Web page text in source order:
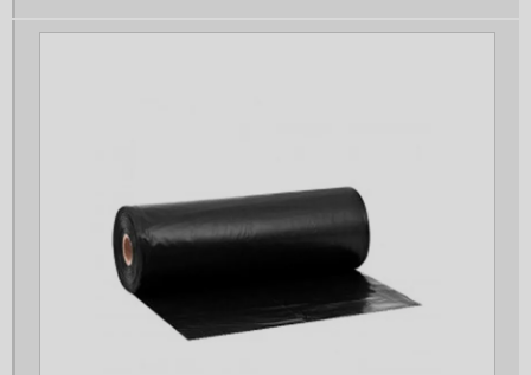
Fornecedor de plastico bolha
Kit de emergência para transporte de produtos químicos
Placas de simbologia
Placas de simbologia de produtos perigosos